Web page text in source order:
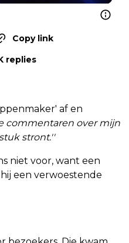
Copy link
replies
af en
commentaren over mijn
stront.''
niet voor, want een
een verwoestende